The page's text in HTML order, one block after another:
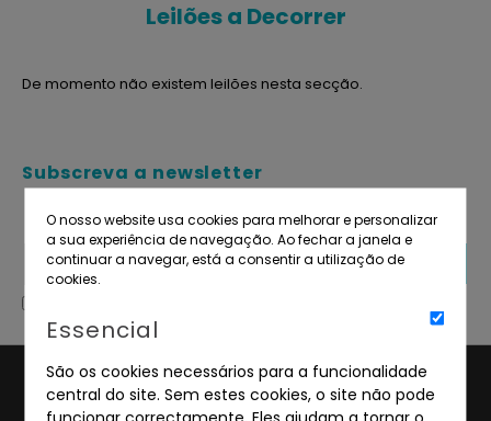
O nosso website usa cookies para melhorar e personalizar
a sua experiência de navegação. Ao fechar a janela e
continuar a navegar, está a consentir a utilização de
cookies.
Essencial
São os cookies necessários para a funcionalidade
central do site. Sem estes cookies, o site não pode
funcionar correctamente. Eles ajudam a tornar o
Leilões a Decorrer
De momento não existem leilões nesta secção.
Subscreva a newsletter
negócio.
SUBSCREVER